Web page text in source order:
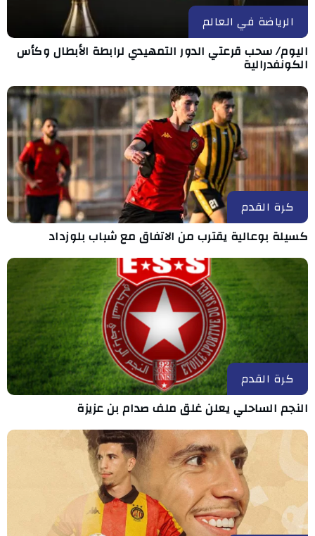
الرياضة في العالم
اليوم/ سحب قرعتي الدور التمهيدي لرابطة الأبطال وكأس
الكونفدرالية
كرة القدم
كسيلة بوعالية يقترب من الاتفاق مع شباب بلوزداد
كرة القدم
النجم الساحلي يعلن غلق ملف صدام بن عزيزة